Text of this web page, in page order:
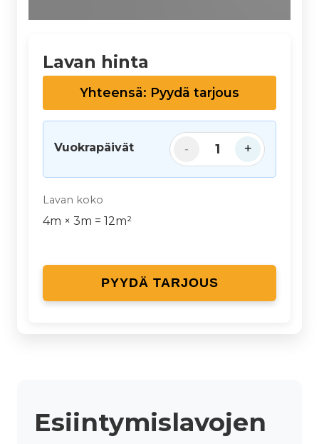
Lavan hinta
Yhteensä: Pyydä tarjous
Vuokrapäivät - 1 +
Lavan koko
4m × 3m = 12m²
PYYDÄ TARJOUS
Esiintymislavojen